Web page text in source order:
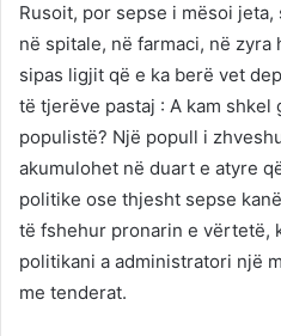
Rusoit, por sepse i mësoi
në spitale, në farmaci, në
sipas ligjit që e ka berë vet
të tjerëve pastaj : A kam shkel
populistë? Një popull i
akumulohet në duart e atyre
politike ose thjesht sepse
të fshehur pronarin e vërtetë,
politikani a administratori një
me tenderat.